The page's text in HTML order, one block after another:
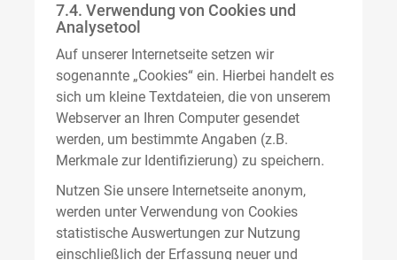
7.4. Verwendung von Cookies und
Analysetool
Auf unserer Internetseite setzen wir
sogenannte „Cookies“ ein. Hierbei handelt es
sich um kleine Textdateien, die von unserem
Webserver an Ihren Computer gesendet
werden, um bestimmte Angaben (z.B.
Merkmale zur Identifizierung) zu speichern.
Nutzen Sie unsere Internetseite anonym,
werden unter Verwendung von Cookies
statistische Auswertungen zur Nutzung
einschließlich der Erfassung neuer und